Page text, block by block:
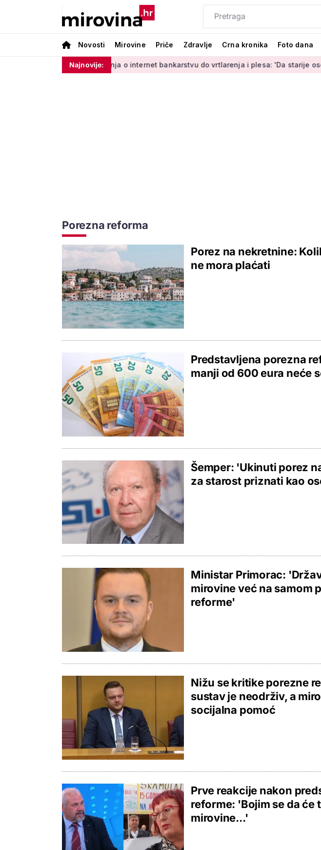
Novosti Mirovine Priče Zdravlje Crna kronika Foto dana
Najnovije:
Od učenja o internet bankarstvu do vrtlarenja i plesa: 'Da starije osobe ne
Porezna reforma
Porez na nekretnine:
ne mora plaćati
Predstavljena porezna
manji od 600 eura neće
Šemper: 'Ukinuti porez
za starost priznati kao
Ministar Primorac:
mirovine već na samom
reforme'
Nižu se kritike porezne
sustav je neodrživ, a
socijalna pomoć
Prve reakcije nakon
reforme: 'Bojim se da će
mirovine...'